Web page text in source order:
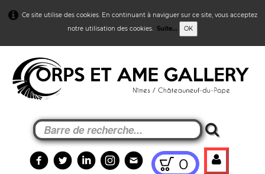
Ce site utilise des cookies. En continuant à naviguer sur ce site, vous acceptez
notre utilisation des cookies. Suite... OK
0